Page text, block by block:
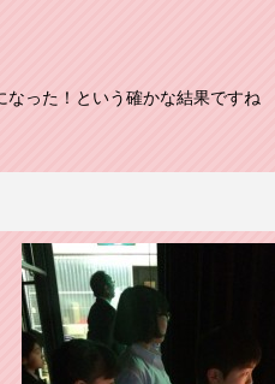
なった！という確かな結果ですね